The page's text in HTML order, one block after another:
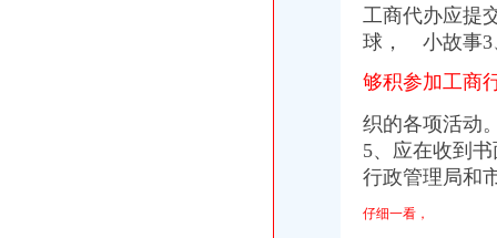
工商代办应提
球， 小故事3
够积参加工商
织的各项活动
5、应在收到
行政管理局和
仔细一看，